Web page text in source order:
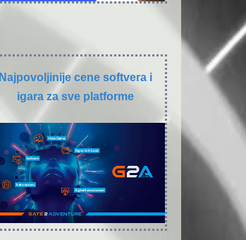
Najpovoljinije cene softvera i
igara za sve platforme